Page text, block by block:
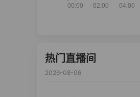
热门直播间
2026-08-06